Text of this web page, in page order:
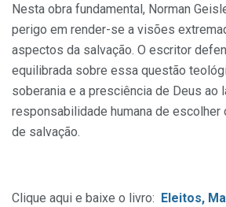
Nesta obra fundamental, Norman
perigo em render-se a visões
aspectos da salvação. O escritor
equilibrada sobre essa questão
soberania e a presciência de Deus ao
responsabilidade humana de escolher
de salvação.
Clique aqui e baixe o livro: Eleitos,